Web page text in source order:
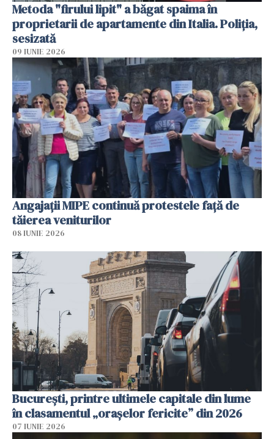
Metoda "firului lipit" a băgat spaima în
proprietarii de apartamente din Italia. Poliția,
sesizată
09 IUNIE 2026
Angajaţii MIPE continuă protestele faţă de
tăierea veniturilor
08 IUNIE 2026
București, printre ultimele capitale din lume
în clasamentul „orașelor fericite” din 2026
07 IUNIE 2026